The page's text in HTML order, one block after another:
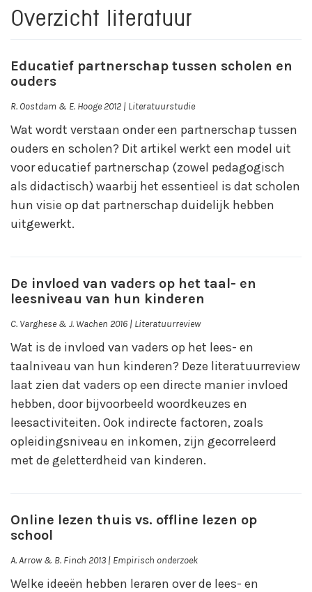
Overzicht literatuur
Educatief partnerschap tussen scholen en
ouders
R. Oostdam & E. Hooge 2012 | Literatuurstudie
Wat wordt verstaan onder een partnerschap tussen
ouders en scholen? Dit artikel werkt een model uit
voor educatief partnerschap (zowel pedagogisch
als didactisch) waarbij het essentieel is dat scholen
hun visie op dat partnerschap duidelijk hebben
uitgewerkt.
De invloed van vaders op het taal- en
leesniveau van hun kinderen
C. Varghese & J. Wachen 2016 | Literatuurreview
Wat is de invloed van vaders op het lees- en
taalniveau van hun kinderen? Deze literatuurreview
laat zien dat vaders op een directe manier invloed
hebben, door bijvoorbeeld woordkeuzes en
leesactiviteiten. Ook indirecte factoren, zoals
opleidingsniveau en inkomen, zijn gecorreleerd
met de geletterdheid van kinderen.
Online lezen thuis vs. offline lezen op
school
A. Arrow & B. Finch 2013 | Empirisch onderzoek
Welke ideeën hebben leraren over de lees- en